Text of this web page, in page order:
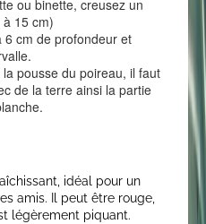
ou binette, creusez un
15 cm)
6 cm de profondeur et
pousse du poireau, il faut
de la terre ainsi la partie
idéal pour un
amis. Il peut être rouge,
légèrement piquant.